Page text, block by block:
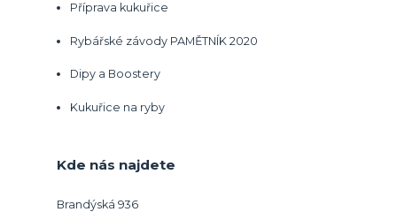
Příprava kukuřice
Rybářské závody PAMĚTNÍK 2020
Dipy a Boostery
Kukuřice na ryby
Kde nás najdete
Brandýská 936